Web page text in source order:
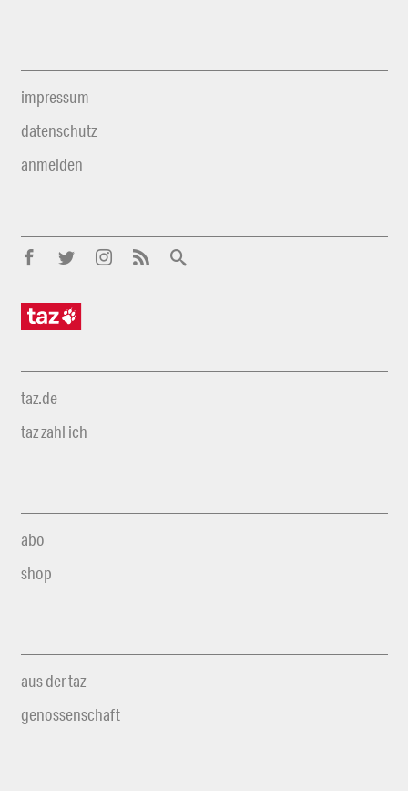
impressum
datenschutz
anmelden
taz.de
taz zahl ich
abo
shop
aus der taz
genossenschaft